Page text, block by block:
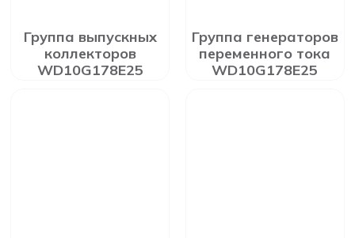
Группа выпускных
коллекторов
WD10G178E25
Группа генераторов
переменного тока
WD10G178E25